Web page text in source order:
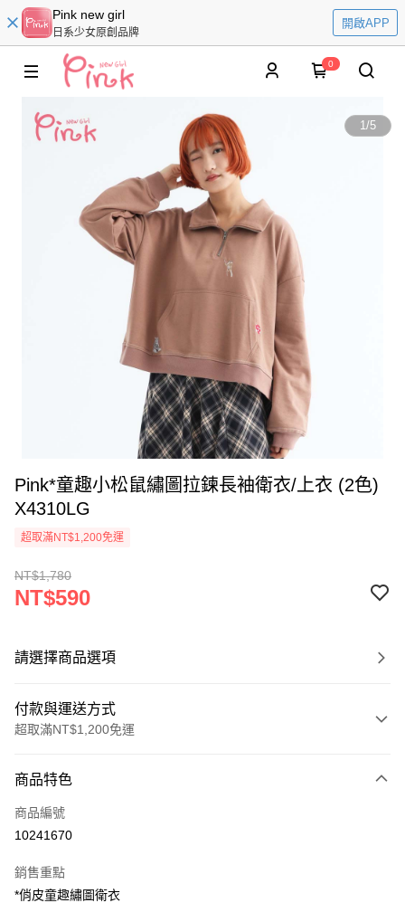
Pink new girl
日系少女原創品牌
開啟APP
0
1/5
Pink*童趣小松鼠繡圖拉鍊長袖衛衣/上衣 (2色)
X4310LG
超取滿NT$1,200免運
NT$1,780
NT$590
請選擇商品選項
付款與運送方式
超取滿NT$1,200免運
信用卡一次付款
超商取貨付款
Apple Pay
商品特色
商品編號
10241670
銷售重點
*俏皮童趣繡圖衛衣